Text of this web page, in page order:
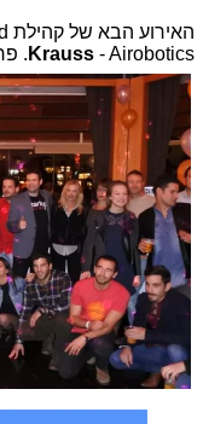
האירוע הבא של קהילת Startup Grind ייערך ב-22.1.18 עם
Krauss - Airobotics. פרטים נוספים והרשמה -